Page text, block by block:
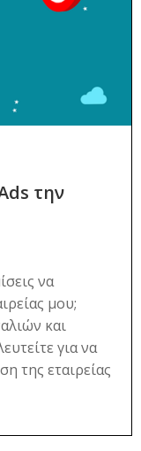
την
να
μου;
και
για να
της εταιρείας